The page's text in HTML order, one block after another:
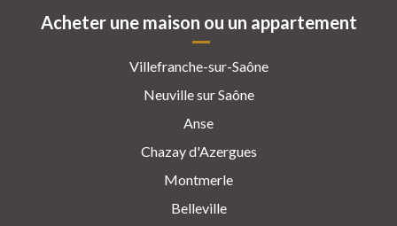
Acheter une maison ou un appartement
Villefranche-sur-Saône
Neuville sur Saône
Anse
Chazay d'Azergues
Montmerle
Belleville